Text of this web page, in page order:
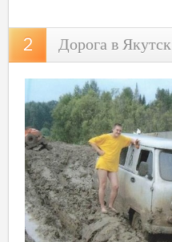
Дорога в Якутск